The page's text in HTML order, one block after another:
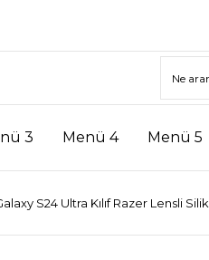
3 Menü 4 Menü 5
S24 Ultra Kılıf Razer Lensli